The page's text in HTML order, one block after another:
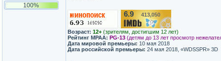
100%
6.9 413,050
Возраст: 12+ (зрителям, достигшим 12 лет)
Рейтинг MPAA: PG-13 (детям до 13 лет просмотр
Дата мировой премьеры: 10 мая 2018
Дата российской премьеры: 24 мая 2018, «WDSSPR» 3D